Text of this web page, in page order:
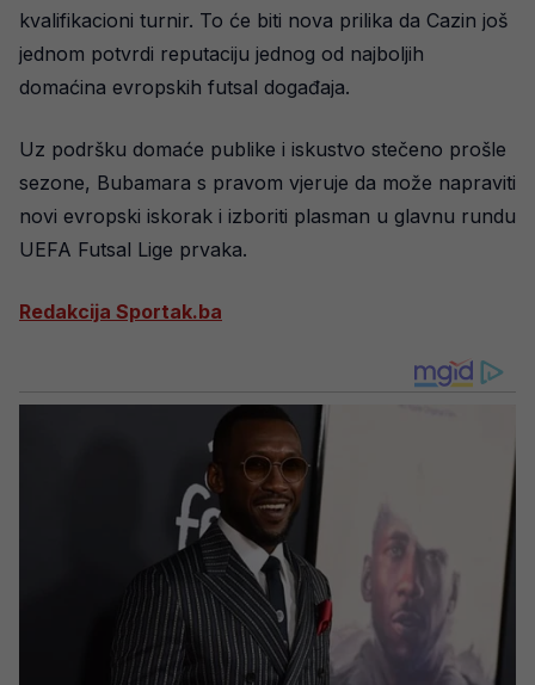
kvalifikacioni turnir. To će biti nova prilika da Cazin još
jednom potvrdi reputaciju jednog od najboljih
domaćina evropskih futsal događaja.
Uz podršku domaće publike i iskustvo stečeno prošle
sezone, Bubamara s pravom vjeruje da može napraviti
novi evropski iskorak i izboriti plasman u glavnu rundu
UEFA Futsal Lige prvaka.
Redakcija Sportak.ba